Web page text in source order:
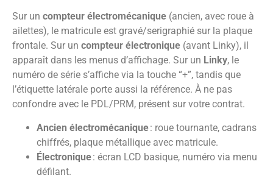
Sur un compteur électromécanique (ancien, avec roue à
ailettes), le matricule est gravé/serigraphié sur la plaque
frontale. Sur un compteur électronique (avant Linky), il
apparaît dans les menus d’affichage. Sur un Linky, le
numéro de série s’affiche via la touche “+”, tandis que
l’étiquette latérale porte aussi la référence. À ne pas
confondre avec le PDL/PRM, présent sur votre contrat.
Ancien électromécanique: roue tournante, cadrans
chiffrés, plaque métallique avec matricule.
Électronique: écran LCD basique, numéro via menu
défilant.